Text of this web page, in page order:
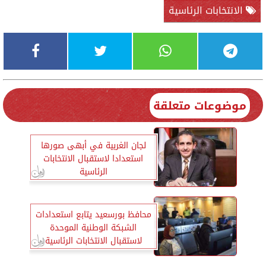
الانتخابات الرئاسية
موضوعات متعلقة
لجان الغربية في أبهى صورها
استعدادا لاستقبال الانتخابات
الرئاسية
محافظ بورسعيد يتابع استعدادات
الشبكة الوطنية الموحدة
لاستقبال الانتخابات الرئاسية